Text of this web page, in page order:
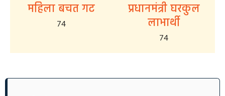
महिला बचत गट
74
प्रधानमंत्री घरकुल
लाभार्थी
74